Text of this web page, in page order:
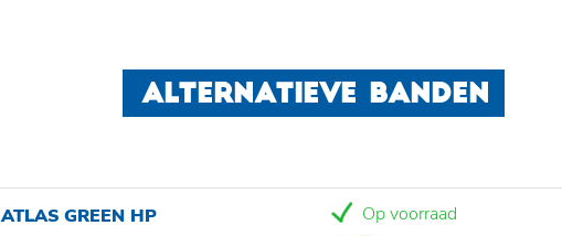
ALTERNATIEVE BANDEN
ATLAS GREEN HP
Op voorraad